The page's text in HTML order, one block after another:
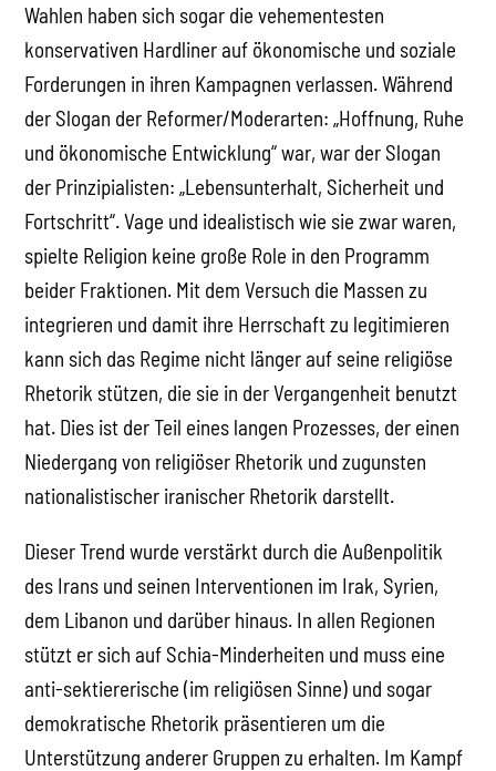
Wahlen haben sich sogar die vehementesten
konservativen Hardliner auf ökonomische und soziale
Forderungen in ihren Kampagnen verlassen. Während
der Slogan der Reformer/Moderarten: „Hoffnung, Ruhe
und ökonomische Entwicklung“ war, war der Slogan
der Prinzipialisten: „Lebensunterhalt, Sicherheit und
Fortschritt“. Vage und idealistisch wie sie zwar waren,
spielte Religion keine große Role in den Programm
beider Fraktionen. Mit dem Versuch die Massen zu
integrieren und damit ihre Herrschaft zu legitimieren
kann sich das Regime nicht länger auf seine religiöse
Rhetorik stützen, die sie in der Vergangenheit benutzt
hat. Dies ist der Teil eines langen Prozesses, der einen
Niedergang von religiöser Rhetorik und zugunsten
nationalistischer iranischer Rhetorik darstellt.
Dieser Trend wurde verstärkt durch die Außenpolitik
des Irans und seinen Interventionen im Irak, Syrien,
dem Libanon und darüber hinaus. In allen Regionen
stützt er sich auf Schia-Minderheiten und muss eine
anti-sektiererische (im religiösen Sinne) und sogar
demokratische Rhetorik präsentieren um die
Unterstützung anderer Gruppen zu erhalten. Im Kampf